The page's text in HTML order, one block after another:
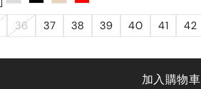
36 37 38 39 40 41 42
加入購物車